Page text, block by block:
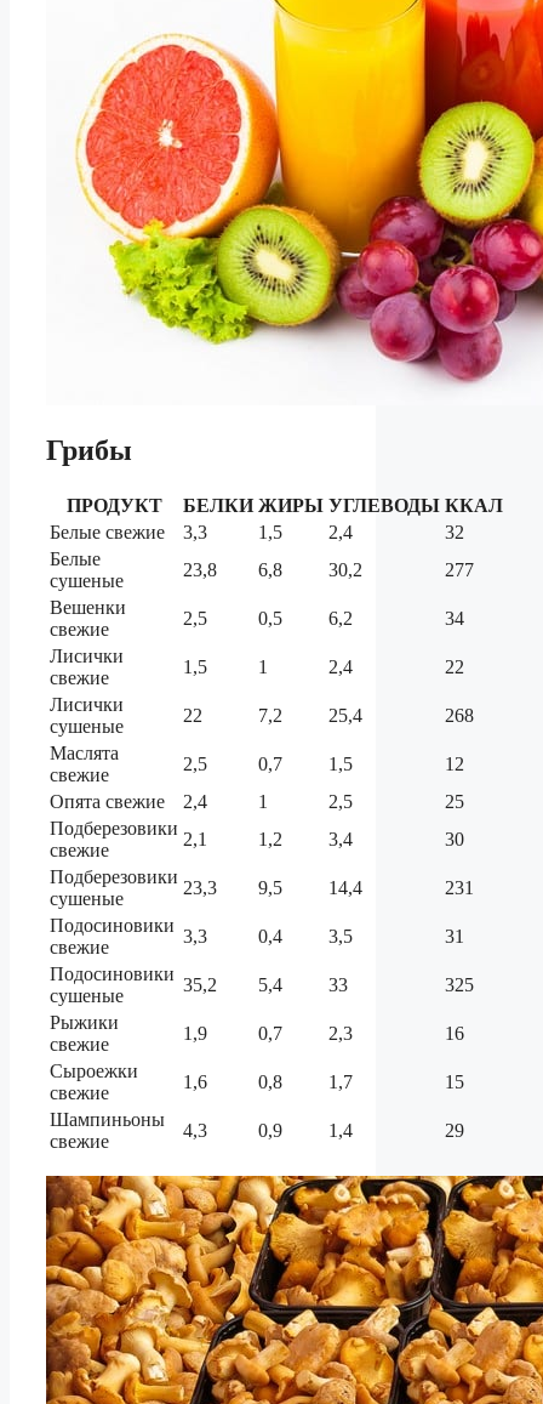
Грибы
ПРОДУКТ БЕЛКИ ЖИРЫ УГЛЕВОДЫ ККАЛ
Белые свежие
3,3 1,5 2,4
32
Белые
сушеные
23,8 6,8 30,2
277
Вешенки
свежие
2,5 0,5 6,2
34
Лисички
свежие
1,5 1 2,4
22
Лисички
сушеные
22 7,2 25,4
268
Маслята
свежие
2,5 0,7 1,5
12
Опята свежие
2,4 1 2,5
25
Подберезовики
свежие
2,1 1,2 3,4
30
Подберезовики
сушеные
23,3 9,5 14,4
231
Подосиновики
свежие
3,3 0,4 3,5
31
Подосиновики
сушеные
35,2 5,4 33
325
Рыжики
свежие
1,9 0,7 2,3
16
Сыроежки
свежие
1,6 0,8 1,7
15
Шампиньоны
свежие
4,3 0,9 1,4 29